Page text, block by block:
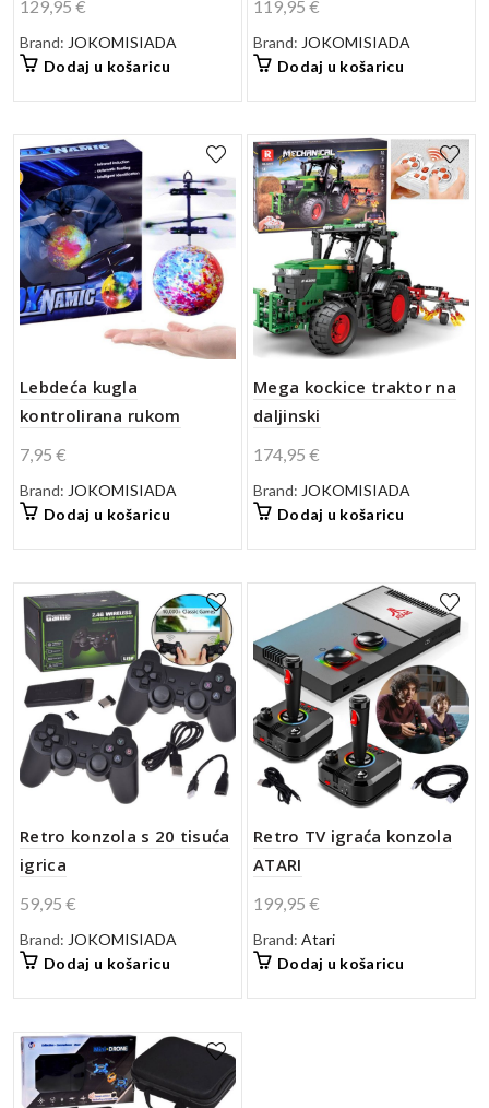
129,95€
Brand: JOKOMISIADA
Dodaj u košaricu
119,95€
Brand: JOKOMISIADA
Dodaj u košaricu
Lebdeća kugla
kontrolirana rukom
7,95€
Brand: JOKOMISIADA
Dodaj u košaricu
Mega kockice traktor na
daljinski
174,95€
Brand: JOKOMISIADA
Dodaj u košaricu
Retro konzola s 20 tisuća
igrica
59,95€
Brand: JOKOMISIADA
Dodaj u košaricu
Retro TV igraća konzola
ATARI
199,95€
Brand:Atari
Dodaj u košaricu